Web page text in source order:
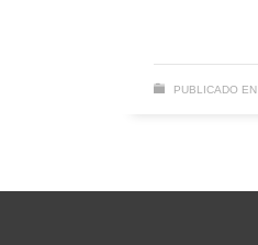
PUBLICADO EN